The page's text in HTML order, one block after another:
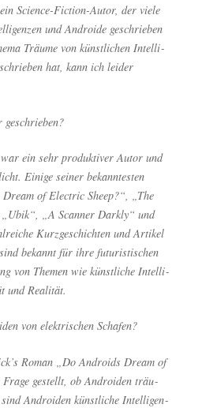
Sci­ence-Fic­tion-Autor, der vie­le
und Andro­ide geschrie­ben
Träu­me von künst­li­chen Intel­li­
hat, kann ich lei­der
ein sehr pro­duk­ti­ver Autor und
Eini­ge sei­ner bekann­tes­ten
of Elec­tric Sheep?“, „The
„A Scan­ner Dark­ly“ und
Kurz­ge­schich­ten und Arti­kel
bekannt für ihre futu­ris­ti­schen
von The­men wie künst­li­che Intel­li­
und Realität.
von elek­tri­schen Schafen?
Roman „Do Andro­ids Dream of
gestellt, ob Andro­iden träu­
sind Andro­iden künst­li­che Intel­li­gen­